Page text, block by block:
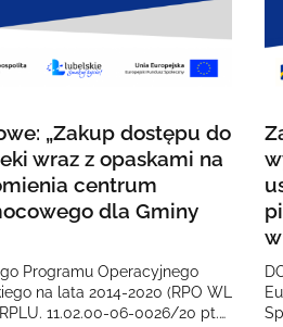
„Zakup dostępu do
wraz z opaskami na
centrum
dla Gminy
Programu Operacyjnego
na lata 2014-2020 (RPO WL
11.02.00-06-0026/20 pt.